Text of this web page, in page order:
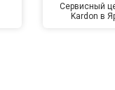
Сервисный
Kardon в